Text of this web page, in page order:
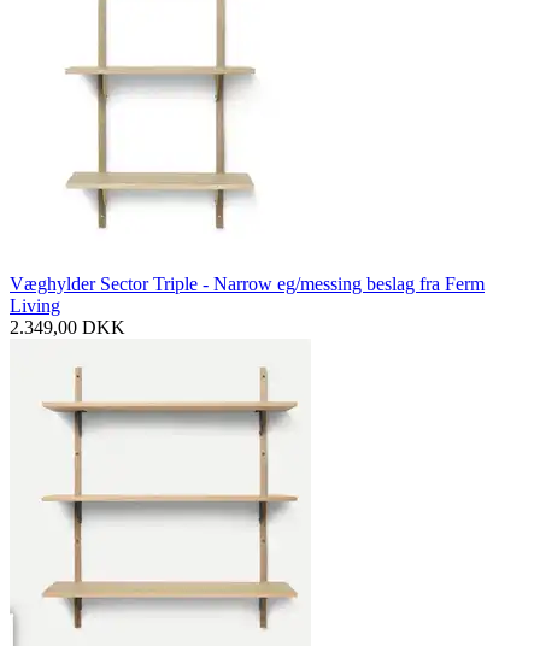
Væghylder Sector Triple - Narrow eg/messing beslag fra Ferm
Living
2.349,00 DKK